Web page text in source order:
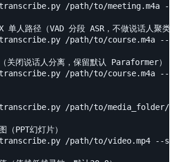
/path/to/meeting.m4a --
人路径（VAD 分段 ASR，不做说话人聚类
/path/to/course.m4a --
关闭说话人分离，保留默认 Paraformer）
/path/to/course.m4a --
/path/to/media_folder/
PPT幻灯片）
/path/to/video.mp4 --